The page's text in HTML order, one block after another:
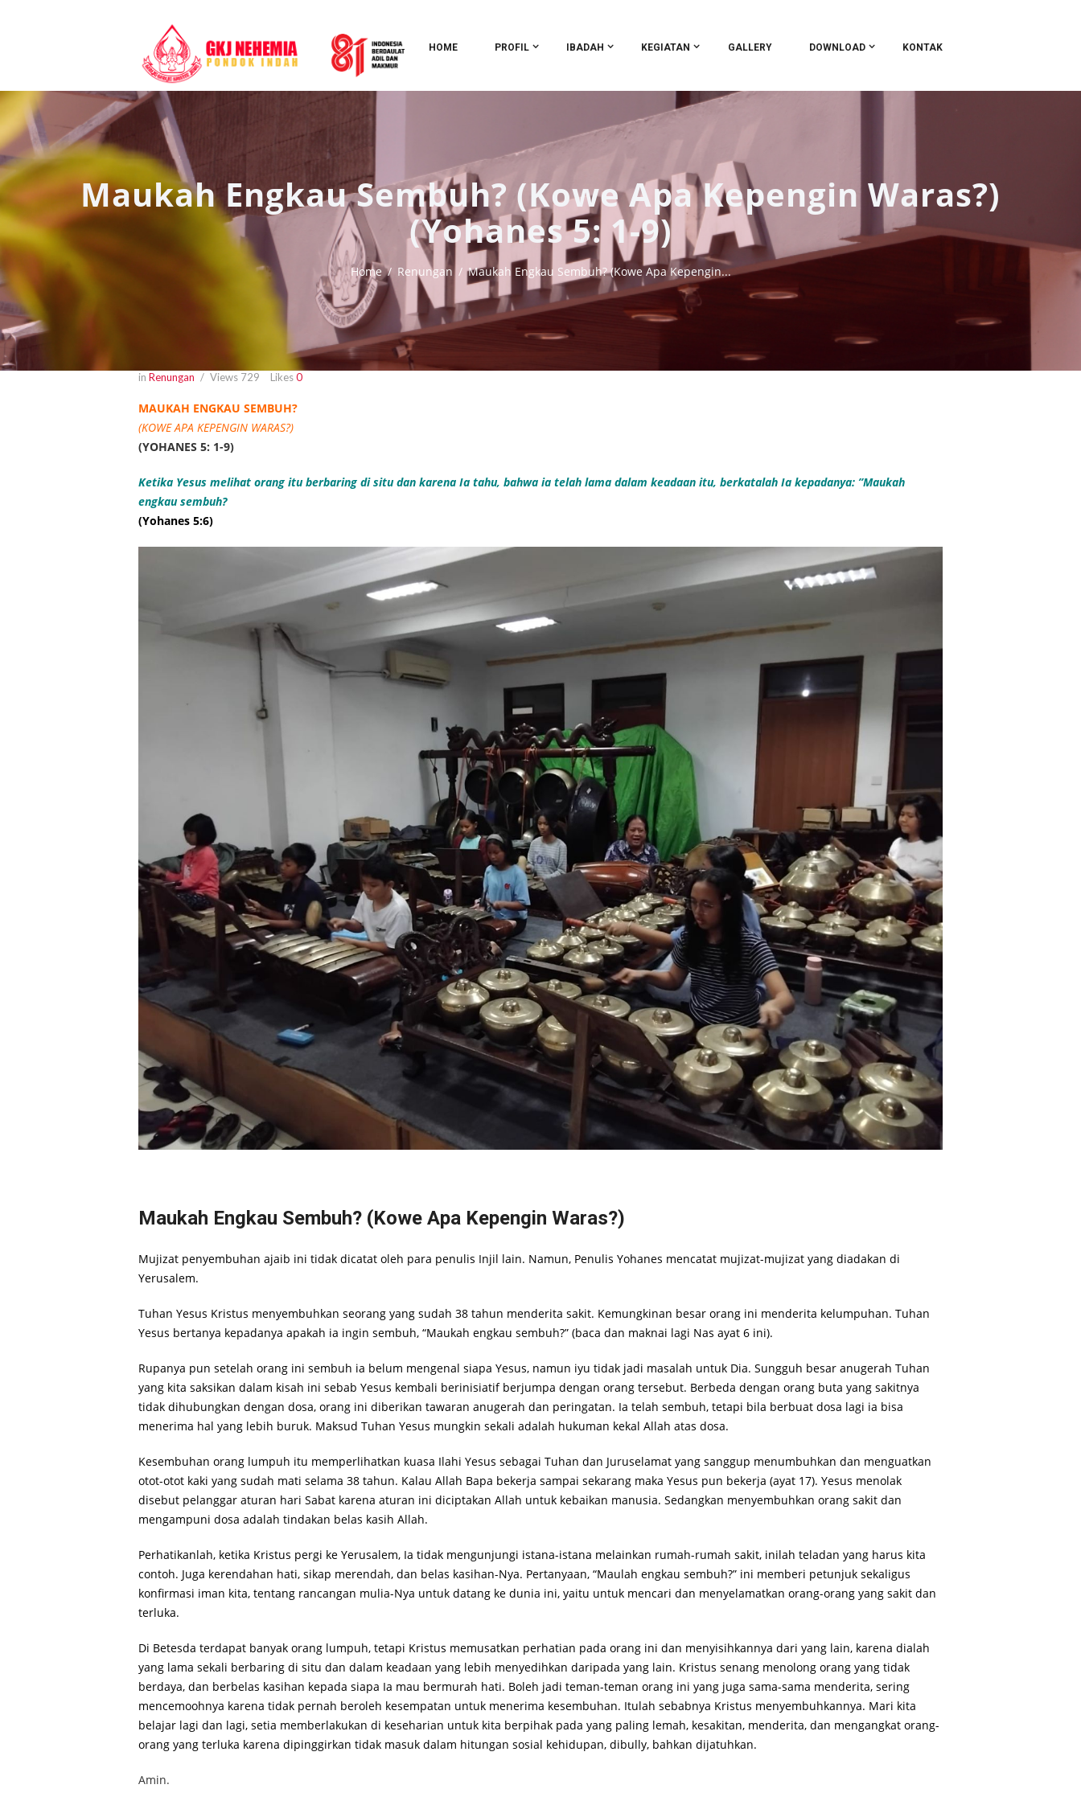
HOME PROFIL IBADAH KEGIATAN GALLERY DOWNLOAD KONTAK
Maukah Engkau Sembuh? (Kowe Apa Kepengin Waras?)
(Yohanes 5: 1-9)
Home Renungan Maukah Engkau Sembuh? (Kowe Apa Kepengin...
in Renungan Views 729 Likes0
MAUKAH ENGKAU SEMBUH?
(KOWE APA KEPENGIN WARAS?)
(YOHANES 5: 1-9)
Ketika Yesus melihat orang itu berbaring di situ dan karena Ia tahu, bahwa ia telah lama dalam keadaan itu, berkatalah Ia kepadanya: ”Maukah
engkau sembuh?
(Yohanes 5:6)
Maukah Engkau Sembuh? (Kowe Apa Kepengin Waras?)
Mujizat penyembuhan ajaib ini tidak dicatat oleh para penulis Injil lain. Namun, Penulis Yohanes mencatat mujizat-mujizat yang diadakan di
Yerusalem.
Tuhan Yesus Kristus menyembuhkan seorang yang sudah 38 tahun menderita sakit. Kemungkinan besar orang ini menderita kelumpuhan. Tuhan
Yesus bertanya kepadanya apakah ia ingin sembuh, “Maukah engkau sembuh?” (baca dan maknai lagi Nas ayat 6 ini).
Rupanya pun setelah orang ini sembuh ia belum mengenal siapa Yesus, namun iyu tidak jadi masalah untuk Dia. Sungguh besar anugerah Tuhan
yang kita saksikan dalam kisah ini sebab Yesus kembali berinisiatif berjumpa dengan orang tersebut. Berbeda dengan orang buta yang sakitnya
tidak dihubungkan dengan dosa, orang ini diberikan tawaran anugerah dan peringatan. Ia telah sembuh, tetapi bila berbuat dosa lagi ia bisa
menerima hal yang lebih buruk. Maksud Tuhan Yesus mungkin sekali adalah hukuman kekal Allah atas dosa.
Kesembuhan orang lumpuh itu memperlihatkan kuasa Ilahi Yesus sebagai Tuhan dan Juruselamat yang sanggup menumbuhkan dan menguatkan
otot-otot kaki yang sudah mati selama 38 tahun. Kalau Allah Bapa bekerja sampai sekarang maka Yesus pun bekerja (ayat 17). Yesus menolak
disebut pelanggar aturan hari Sabat karena aturan ini diciptakan Allah untuk kebaikan manusia. Sedangkan menyembuhkan orang sakit dan
mengampuni dosa adalah tindakan belas kasih Allah.
Perhatikanlah, ketika Kristus pergi ke Yerusalem, Ia tidak mengunjungi istana-istana melainkan rumah-rumah sakit, inilah teladan yang harus kita
contoh. Juga kerendahan hati, sikap merendah, dan belas kasihan-Nya. Pertanyaan, “Maulah engkau sembuh?” ini memberi petunjuk sekaligus
konfirmasi iman kita, tentang rancangan mulia-Nya untuk datang ke dunia ini, yaitu untuk mencari dan menyelamatkan orang-orang yang sakit dan
terluka.
Di Betesda terdapat banyak orang lumpuh, tetapi Kristus memusatkan perhatian pada orang ini dan menyisihkannya dari yang lain, karena dialah
yang lama sekali berbaring di situ dan dalam keadaan yang lebih menyedihkan daripada yang lain. Kristus senang menolong orang yang tidak
berdaya, dan berbelas kasihan kepada siapa Ia mau bermurah hati. Boleh jadi teman-teman orang ini yang juga sama-sama menderita, sering
mencemoohnya karena tidak pernah beroleh kesempatan untuk menerima kesembuhan. Itulah sebabnya Kristus menyembuhkannya. Mari kita
belajar lagi dan lagi, setia memberlakukan di keseharian untuk kita berpihak pada yang paling lemah, kesakitan, menderita, dan mengangkat orang-
orang yang terluka karena dipinggirkan tidak masuk dalam hitungan sosial kehidupan, dibully, bahkan dijatuhkan.
Amin.